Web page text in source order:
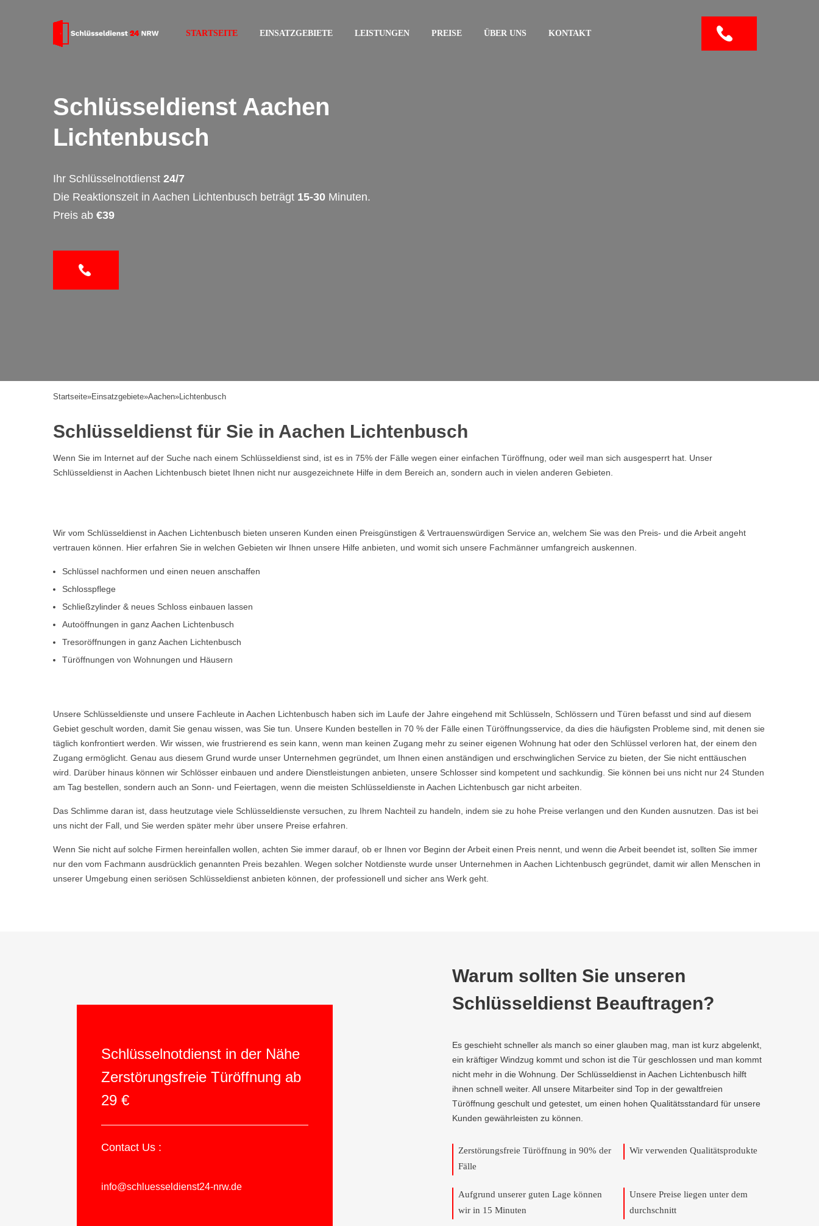
STARTSEITE EINSATZGEBIETE LEISTUNGEN PREISE ÜBER UNS KONTAKT
Schlüsseldienst Aachen
Lichtenbusch
Ihr Schlüsselnotdienst 24/7
Die Reaktionszeit in Aachen Lichtenbusch beträgt 15-30 Minuten.
Preis ab €39
Startseite»Einsatzgebiete»Aachen»Lichtenbusch
Schlüsseldienst für Sie in Aachen Lichtenbusch
Wenn Sie im Internet auf der Suche nach einem Schlüsseldienst sind, ist es in 75% der Fälle wegen einer einfachen Türöffnung, oder weil man sich ausgesperrt hat. Unser
Schlüsseldienst in Aachen Lichtenbusch bietet Ihnen nicht nur ausgezeichnete Hilfe in dem Bereich an, sondern auch in vielen anderen Gebieten.
Wir vom Schlüsseldienst in Aachen Lichtenbusch bieten unseren Kunden einen Preisgünstigen & Vertrauenswürdigen Service an, welchem Sie was den Preis- und die Arbeit angeht
vertrauen können. Hier erfahren Sie in welchen Gebieten wir Ihnen unsere Hilfe anbieten, und womit sich unsere Fachmänner umfangreich auskennen.
Schlüssel nachformen und einen neuen anschaffen
Schlosspflege
Schließzylinder & neues Schloss einbauen lassen
Autoöffnungen in ganz Aachen Lichtenbusch
Tresoröffnungen in ganz Aachen Lichtenbusch
Türöffnungen von Wohnungen und Häusern
Unsere Schlüsseldienste und unsere Fachleute in Aachen Lichtenbusch haben sich im Laufe der Jahre eingehend mit Schlüsseln, Schlössern und Türen befasst und sind auf diesem
Gebiet geschult worden, damit Sie genau wissen, was Sie tun. Unsere Kunden bestellen in 70 % der Fälle einen Türöffnungsservice, da dies die häufigsten Probleme sind, mit denen sie
täglich konfrontiert werden. Wir wissen, wie frustrierend es sein kann, wenn man keinen Zugang mehr zu seiner eigenen Wohnung hat oder den Schlüssel verloren hat, der einem den
Zugang ermöglicht. Genau aus diesem Grund wurde unser Unternehmen gegründet, um Ihnen einen anständigen und erschwinglichen Service zu bieten, der Sie nicht enttäuschen
wird. Darüber hinaus können wir Schlösser einbauen und andere Dienstleistungen anbieten, unsere Schlosser sind kompetent und sachkundig. Sie können bei uns nicht nur 24 Stunden
am Tag bestellen, sondern auch an Sonn- und Feiertagen, wenn die meisten Schlüsseldienste in Aachen Lichtenbusch gar nicht arbeiten.
Das Schlimme daran ist, dass heutzutage viele Schlüsseldienste versuchen, zu Ihrem Nachteil zu handeln, indem sie zu hohe Preise verlangen und den Kunden ausnutzen. Das ist bei
uns nicht der Fall, und Sie werden später mehr über unsere Preise erfahren.
Wenn Sie nicht auf solche Firmen hereinfallen wollen, achten Sie immer darauf, ob er Ihnen vor Beginn der Arbeit einen Preis nennt, und wenn die Arbeit beendet ist, sollten Sie immer
nur den vom Fachmann ausdrücklich genannten Preis bezahlen. Wegen solcher Notdienste wurde unser Unternehmen in Aachen Lichtenbusch gegründet, damit wir allen Menschen in
unserer Umgebung einen seriösen Schlüsseldienst anbieten können, der professionell und sicher ans Werk geht.
Schlüsselnotdienst in der Nähe
Zerstörungsfreie Türöffnung ab
29 €
Contact Us :
info@schluesseldienst24-nrw.de
Warum sollten Sie unseren
Schlüsseldienst Beauftragen?
Es geschieht schneller als manch so einer glauben mag, man ist kurz abgelenkt,
ein kräftiger Windzug kommt und schon ist die Tür geschlossen und man kommt
nicht mehr in die Wohnung. Der Schlüsseldienst in Aachen Lichtenbusch hilft
ihnen schnell weiter. All unsere Mitarbeiter sind Top in der gewaltfreien
Türöffnung geschult und getestet, um einen hohen Qualitätsstandard für unsere
Kunden gewährleisten zu können.
Zerstörungsfreie Türöffnung in 90% der
Fälle
Wir verwenden Qualitätsprodukte
Aufgrund unserer guten Lage können
wir in 15 Minuten
Unsere Preise liegen unter dem
durchschnitt